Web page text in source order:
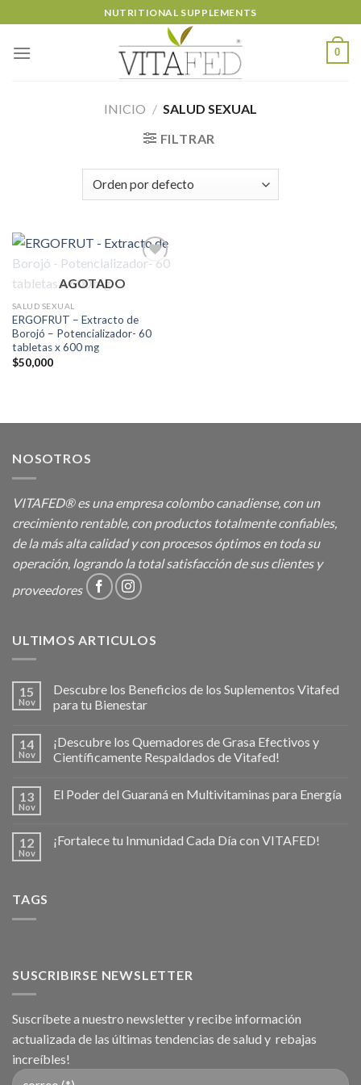
to
content
NUTRITIONAL SUPPLEMENTS
0
INICIO / SALUD SEXUAL
FILTRAR
lista de
deseos
AGOTADO
SALUD SEXUAL
ERGOFRUT – Extracto de
Borojó – Potencializador- 60
tabletas x 600 mg
$50,000
NOSOTROS
VITAFED® es una empresa colombo canadiense, con un
crecimiento rentable, con productos totalmente confiables,
de la más alta calidad y con procesos óptimos en toda su
operación, logrando la total satisfacción de sus clientes y
proveedores
ULTIMOS ARTICULOS
15
Nov
Descubre los Beneficios de los Suplementos Vitafed
para tu Bienestar
14
Nov
¡Descubre los Quemadores de Grasa Efectivos y
Científicamente Respaldados de Vitafed!
13
Nov
El Poder del Guaraná en Multivitaminas para Energía
12
Nov
¡Fortalece tu Inmunidad Cada Día con VITAFED!
TAGS
SUSCRIBIRSE NEWSLETTER
Suscríbete a nuestro newsletter y recibe información
actualizada de las últimas tendencias de salud y rebajas
increíbles!